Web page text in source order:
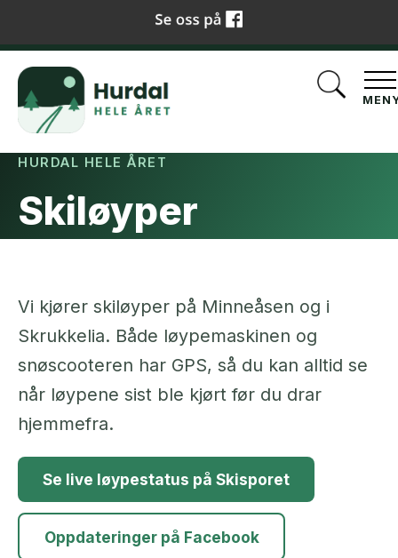
sjekk live løypekart på Skisporet.no
→
HURDAL HELE ÅRET
Skiløyper
Vi kjører skiløyper på Minneåsen og i
Skrukkelia. Både løypemaskinen og
snøscooteren har GPS, så du kan alltid se
når løypene sist ble kjørt før du drar
hjemmefra.
Se live løypestatus på Skisporet
Oppdateringer på Facebook